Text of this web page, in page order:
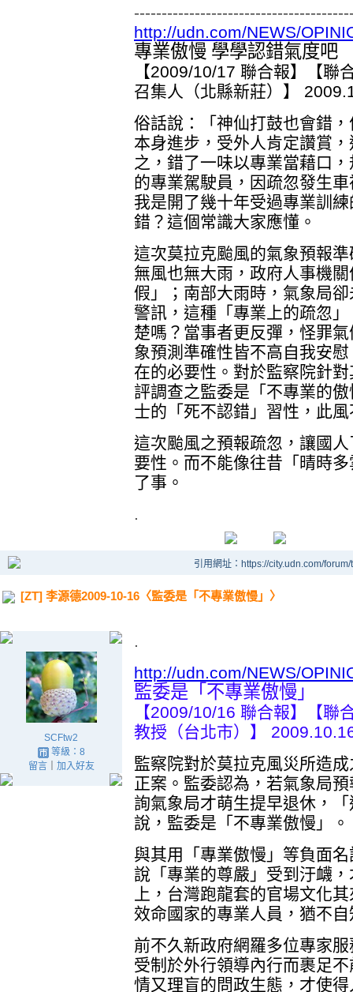
http://udn.com/NEWS/
專業傲慢 學學認錯氣度吧
【2009/10/17 聯合報】【
召集人（北縣新莊）】
俗話說：「神仙打鼓也會錯
本身進步，受外人肯定讚賞
之，錯了一味以專業當藉口
的專業駕駛員，因疏忽發生
我是開了幾十年受過專業訓
錯？這個常識大家應懂。
這次莫拉克颱風的氣象預報
無風也無大雨，政府人事機
假」；南部大雨時，氣象局
警訊，這種「專業上的疏忽
楚嗎？當事者更反彈，怪罪
象預測準確性皆不高自我安
在的必要性。對於監察院針
評調查之監委是「不專業的
士的「死不認錯」習性，此
這次颱風之預報疏忽，讓國
要性。而不能像往昔「晴時
了事。
.
引用網址：https://city.udn.com/
[ZT] 李源德2009-10-16〈監委是「不專業傲慢」〉
SCFtw2
等級：8
留言｜ 加入好友
.
http://udn.com/NEWS/
監委是「不專業傲慢」
【2009/10/16 聯合報】【
教授（台北市）】
監察院對於莫拉克風災所造
正案。監委認為，若氣象局
詢氣象局才萌生提早退休，
說，監委是「不專業傲慢」。
與其用「專業傲慢」等負面
說「專業的尊嚴」受到汙衊
上，台灣跑龍套的官場文化
效命國家的專業人員，猶不自
前不久新政府網羅多位專家
受制於外行領導內行而裹足
情又理盲的問政生態，才使